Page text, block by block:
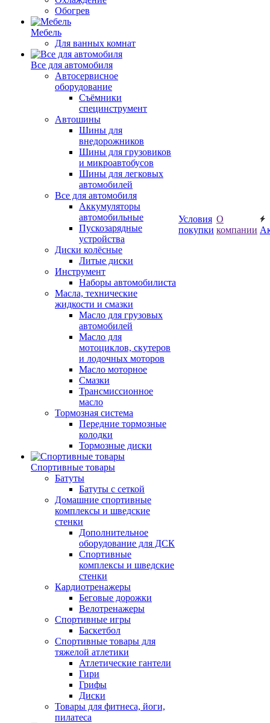
Обогрев
Мебель
Для ванных комнат
Все для автомобиля
Автосервисное
оборудование
Съёмники
специнструмент
Автошины
Шины для
внедорожников
Шины для грузовиков
и микроавтобусов
Шины для легковых
автомобилей
Все для автомобиля
Аккумуляторы
автомобильные
Пускозарядные
устройства
Диски колёсные
Литые диски
Инструмент
Наборы автомобилиста
Масла, технические
жидкости и смазки
Масло для грузовых
автомобилей
Масло для
мотоциклов, скутеров
и лодочных моторов
Масло моторное
Смазки
Трансмиссионное
масло
Тормозная система
Передние тормозные
колодки
Тормозные диски
Спортивные товары
Батуты
Батуты с сеткой
Домашние спортивные
комплексы и шведские
стенки
Дополнительное
оборудование для ДСК
Спортивные
комплексы и шведские
стенки
Кардиотренажеры
Беговые дорожки
Велотренажеры
Спортивные игры
Баскетбол
Спортивные товары для
тяжелой атлетики
Атлетические гантели
Гири
Грифы
Диски
Товары для фитнеса, йоги,
пилатеса
Условия
покупки
О
компании